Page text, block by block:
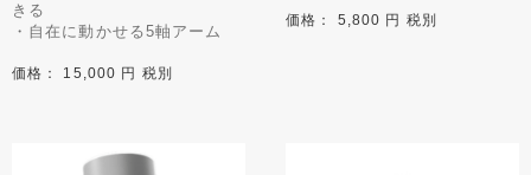
きる
・自在に動かせる5軸アーム
価格： 15,000 円 税別
価格： 5,800 円 税別